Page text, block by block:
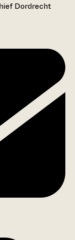
Dordrecht